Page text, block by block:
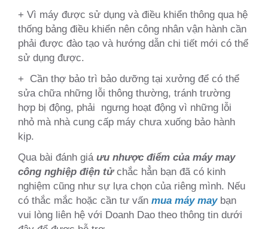
+ Vì máy được sử dụng và điều khiển thông qua hệ
thống bảng điều khiển nên công nhân vận hành cần
phải được đào tạo và hướng dẫn chi tiết mới có thể
sử dụng được.
+ Cần thợ bảo trì bảo dưỡng tại xưởng để có thể
sửa chữa những lỗi thông thường, tránh trường
hợp bị động, phải ngưng hoạt động vì những lỗi
nhỏ mà nhà cung cấp máy chưa xuống bảo hành
kịp.
Qua bài đánh giá ưu nhược điểm của máy may
công nghiệp điện tửchắc hẳn bạn đã có kinh
nghiệm cũng như sự lựa chọn của riêng mình. Nếu
có thắc mắc hoặc cần tư vấn mua máy may bạn
vui lòng liên hệ với Doanh Dao theo thông tin dưới